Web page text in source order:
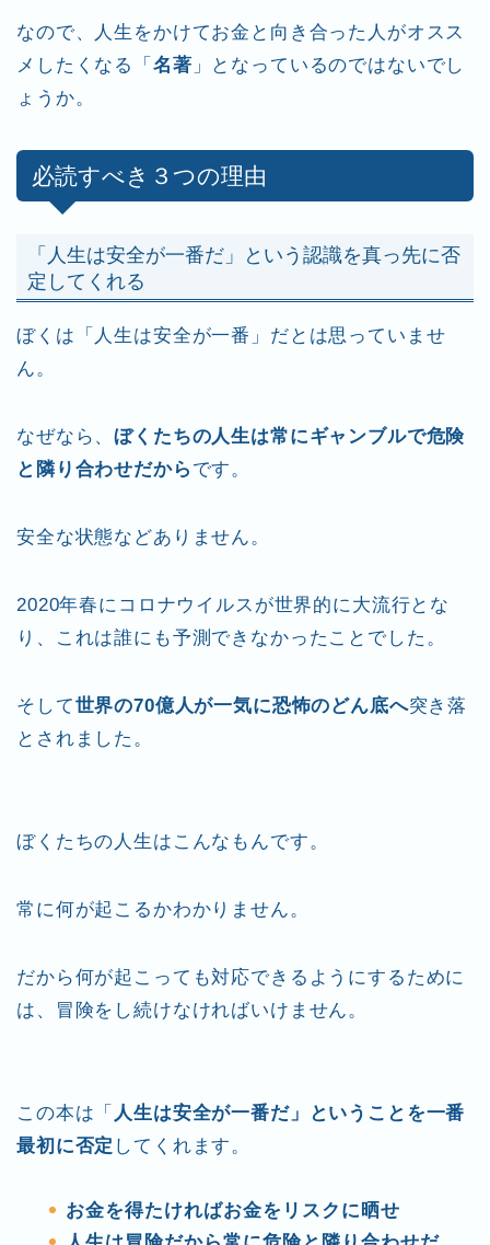
なので、人生をかけてお金と向き合った人がオスス
メしたくなる「 名著 」となっているのではないでし
ょうか。
必読すべき３つの理由
「人生は安全が一番だ」という認識を真っ先に否
定してくれる
ぼくは「人生は安全が一番」だとは思っていませ
ん。
なぜなら、ぼくたちの人生は常にギャンブルで危険
と隣り合わせだから です。
安全な状態などありません。
2020年春にコロナウイルスが世界的に大流行とな
り、これは誰にも予測できなかったことでした。
そして世界の70億人が一気に恐怖のどん底へ突き落
とされました。
ぼくたちの人生はこんなもんです。
常に何が起こるかわかりません。
だから何が起こっても対応できるようにするために
は、冒険をし続けなければいけません。
この本は「 人生は安全が一番だ」ということを一番
最初に否定 してくれます。
お金を得たければお金をリスクに晒せ